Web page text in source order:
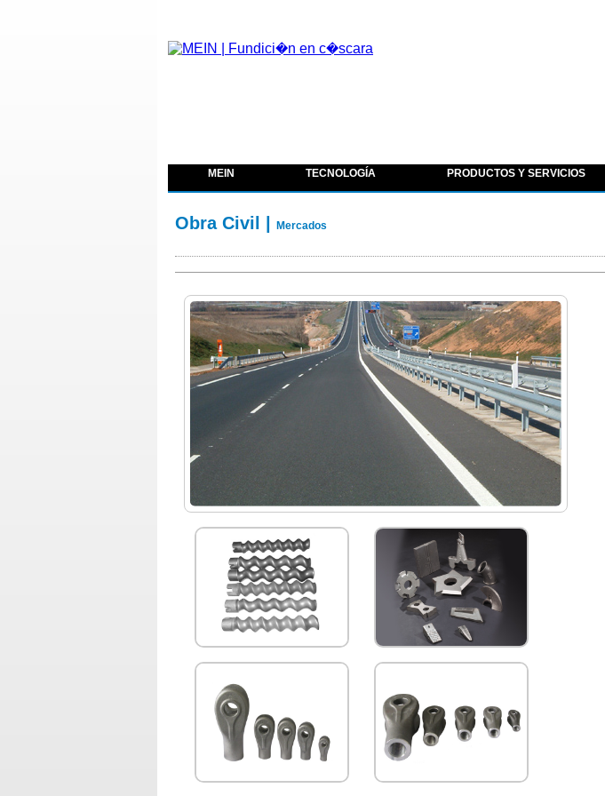
MEIN TECNOLOGÍA PRODUCTOS Y SERVICIOS
Obra Civil | Mercados